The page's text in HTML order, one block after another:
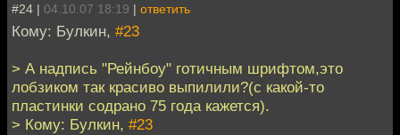
#24 | 04.10.07 18:19 | ответить
Кому: Булкин, #23
> А надпись "Рейнбоу" готичным шрифтом,это
лобзиком так красиво выпилили?(с какой-то
пластинки содрано 75 года кажется).
> Кому: Булкин, #23